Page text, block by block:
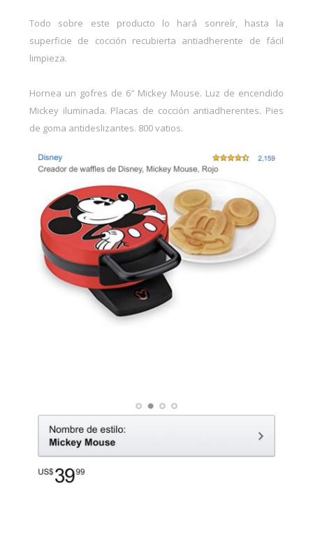
Todo sobre este producto lo hará sonreír, hasta la
superficie de cocción recubierta antiadherente de fácil
limpieza.
Hornea un gofres de 6″ Mickey Mouse. Luz de encendido
Mickey iluminada. Placas de cocción antiadherentes. Pies
de goma antideslizantes. 800 vatios.